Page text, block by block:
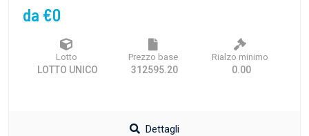
da €0
Lotto
LOTTO UNICO
Prezzo base
312595.20
Rialzo minimo
0.00
Dettagli